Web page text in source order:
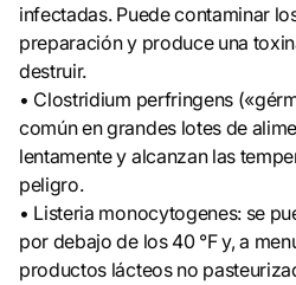
infectadas. Puede contaminar
preparación y produce una
destruir.
• Clostridium perfringens
común en grandes lotes de
lentamente y alcanzan las
peligro.
• Listeria monocytogenes: se
por debajo de los 40 °F y, a
productos lácteos no